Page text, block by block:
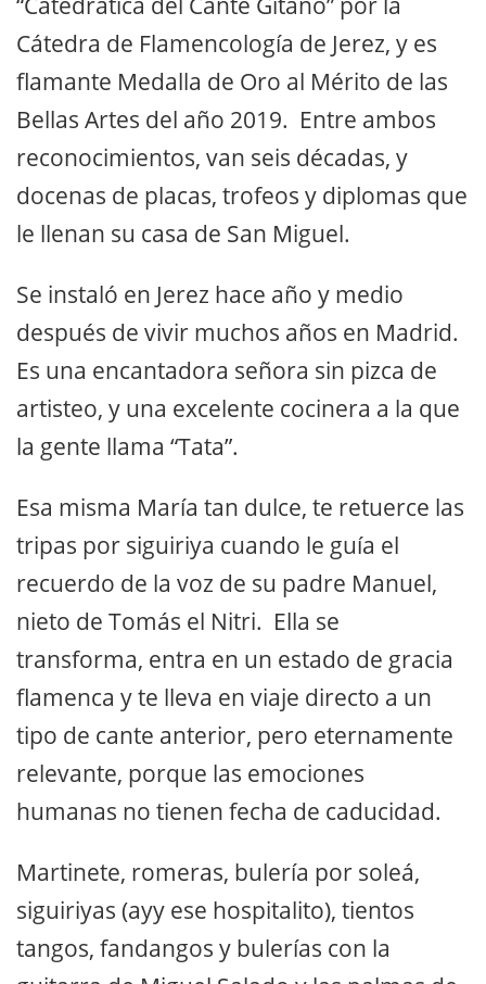
Cátedra de Flamencología de Jerez, y es
flamante Medalla de Oro al Mérito de las
Bellas Artes del año 2019. Entre ambos
reconocimientos, van seis décadas, y
docenas de placas, trofeos y diplomas que
le llenan su casa de San Miguel.
Se instaló en Jerez hace año y medio
después de vivir muchos años en Madrid.
Es una encantadora señora sin pizca de
artisteo, y una excelente cocinera a la que
la gente llama “Tata”.
Esa misma María tan dulce, te retuerce las
tripas por siguiriya cuando le guía el
recuerdo de la voz de su padre Manuel,
nieto de Tomás el Nitri. Ella se
transforma, entra en un estado de gracia
flamenca y te lleva en viaje directo a un
tipo de cante anterior, pero eternamente
relevante, porque las emociones
humanas no tienen fecha de caducidad.
Martinete, romeras, bulería por soleá,
siguiriyas (ayy ese hospitalito), tientos
tangos, fandangos y bulerías con la